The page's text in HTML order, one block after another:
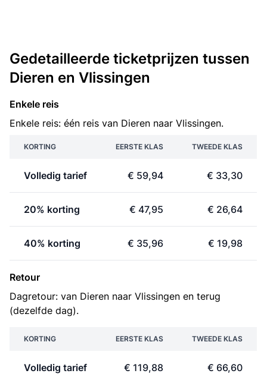
Gedetailleerde ticketprijzen tussen
Dieren en Vlissingen
Enkele reis
Enkele reis: één reis van Dieren naar Vlissingen.
KORTING EERSTE KLAS TWEEDE KLAS
Volledig tarief € 59,94 € 33,30
20% korting € 47,95 € 26,64
40% korting € 35,96 € 19,98
Retour
Dagretour: van Dieren naar Vlissingen en terug
(dezelfde dag).
KORTING EERSTE KLAS TWEEDE KLAS
Volledig tarief € 119,88 € 66,60